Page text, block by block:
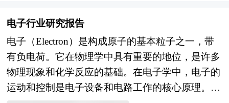
行业的整体发展动态，对行业在产品方面提供了参
考建议和具体解决办法。报告对于新能源电池设备
产品生产企业、经销商、行业管理部门以及拟进入
该行业的投资者具有重要的参考价值，对于研究我
国新能源电池设备行业发展规律、提高企业的运营
效率、促进企业的发展壮大有学术和实践的双重意
义。
关总署、全国商业信息中心、中国经济景气监测中
心、中国行业研究网、全国及海外相关报刊杂志的
基础信息以及节水灌溉设备行业研究单位等公布和
提供的大量资料。报告对我国节水灌溉设备行业的
供需状况、发展现状、子行业发展变化等进行了分
能效的诉求呈现指数级增长，驱动芯片架构从通用
带宽内存迭代与互联技术自研成为巨头竞争焦点；
政策层面，国家集成电路产业投资基金落地、研发
费用加计扣除比例提升及产业链供应链安全稳定评
估机制建立，形成"市场主导+政府引导"的协同格
电子行业研究报告
电子（Electron）是构成原子的基本粒子之一，带
有负电荷。它在物理学中具有重要的地位，是许多
物理现象和化学反应的基础。在电子学中，电子的
运动和控制是电子设备和电路工作的核心原理。随